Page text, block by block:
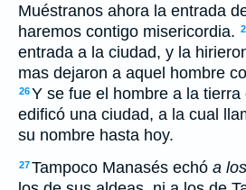
Muéstranos ahora la entrada
haremos contigo misericordia.
entrada a la ciudad, y la
mas dejaron a aquel hombre
26Y se fue el hombre a la
edificó una ciudad, a la cual
su nombre hasta hoy.
27Tampoco Manasés echó a